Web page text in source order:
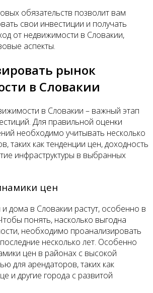
обязательств позволит вам
свои инвестиции и получать
от недвижимости в Словакии,
аспекты.
рынок
в Словакии
в Словакии – важный этап
Для правильной оценки
необходимо учитывать несколько
таких как тенденции цен, доходность
инфраструктуры в выбранных
цен
дома в Словакии растут, особенно в
понять, насколько выгодна
необходимо проанализировать
несколько лет. Особенно
цен в районах с высокой
для арендаторов, таких как
и другие города с развитой